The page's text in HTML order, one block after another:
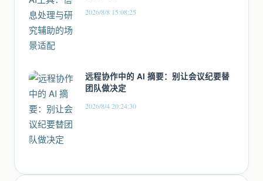
2026/8/8 15:08:25
远程协作中的 AI 摘要：别让会议纪要替
团队做决定
2026/8/4 20:24:30